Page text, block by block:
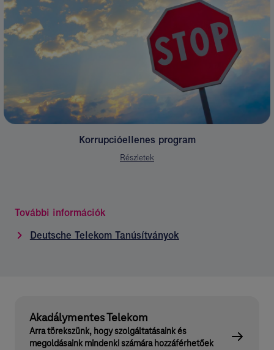
Korrupcióellenes program
Részletek
További információk
Deutsche Telekom Tanúsítványok
Akadálymentes Telekom
Arra törekszünk, hogy szolgáltatásaink és
megoldásaink mindenki számára hozzáférhetőek